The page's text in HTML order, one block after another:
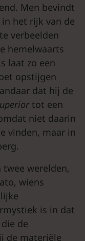
Men bevindt
het rijk van de
te verbeelden
hemelwaarts
laat zo een
opstijgen
dat hij de
tot een
niet daarin
vinden, maar in
werelden,
wiens
is in dat
die de
de materiële